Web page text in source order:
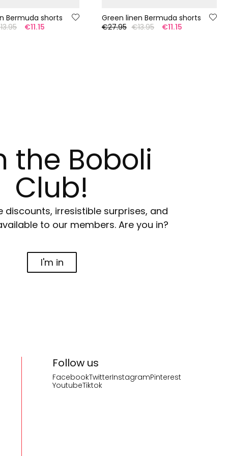
Bermuda shorts
€11.15
Green linen Bermuda shorts
€27.95 €13.95 €11.15
the Boboli
Club!
discounts, irresistible surprises, and
to our members. Are you in?
I'm in
Follow us
FacebookTwitterInstagramPinterest
YoutubeTiktok